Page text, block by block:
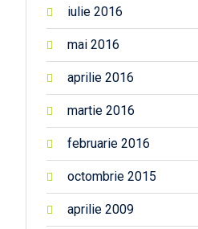
iulie 2016
mai 2016
aprilie 2016
martie 2016
februarie 2016
octombrie 2015
aprilie 2009